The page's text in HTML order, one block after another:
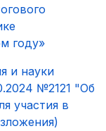
году»
и науки
№2121 "Об
участия в